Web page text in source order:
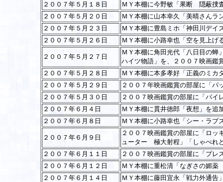
２００７年５月１８日
ＭＹ本棚に今野敏「果断 隠蔽捜
２００７年５月２０日
ＭＹ本棚に山本幸久「美晴さんラ
２００７年５月２３日
ＭＹ本棚に豊島ミホ「神田川デイ
２００７年５月２６日
ＭＹ本棚に小路幸也「空を見上げ
２００７年５月２７日
ＭＹ本棚に角田光代「八日目の
ハイツ物語」を、２００７映画鑑
２００７年５月２８日
ＭＹ本棚に本多孝好「正義のミカ
２００７年５月２９日
２００７年映画鑑賞の部屋に「パ
２００７年５月３０日
２００７映画鑑賞の部屋に「パ
２００７年６月４日
ＭＹ本棚に貫井徳郎「夜想」を追
２００７年６月８日
ＭＹ本棚に小路幸也「シー・ラ
２００７年６月９日
２００７映画鑑賞の部屋に「ロッ
ューター 極大射程」「しゃべれ
２００７年６月１１日
２００７映画鑑賞の部屋に「プレ
２００７年６月１２日
ＭＹ本棚に重松清「なぎさの媚
２００７年６月１４日
ＭＹ本棚に藤田宜永「戦力外通告